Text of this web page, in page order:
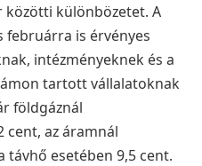
közötti különbözetet. A
februárra is érvényes
intézményeknek és a
tartott vállalatoknak
földgáznál
az áramnál
esetében 9,5 cent.